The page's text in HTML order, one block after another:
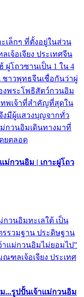
ะเล็กๆ ที่ตั้งอยู่ในส่วน
จ้อเจียง ประเทศจีน
ผู่โถวซานเป็น 1 ใน 4
าวพุทธจีนเชื่อกันว่าผู่
พระโพธิสัตว์กวนอิม
ทพเจ้าที่สำคัญที่สุดใน
มีผู้แสวงบุญจากทั่ว
กวนอิมเดินทางมาที่
ยตลอด
ม่กวนอิม | เกาะผู่โถว
วนอิมทะเลใต้ เป็น
รรวมฐาน ประดิษฐาน
าแม่กวนอิมไม่ยอมไป”
ฑลเจ้อเจียง ประเทศ
...รูปปั้นเจ้าแม่กวนอิม